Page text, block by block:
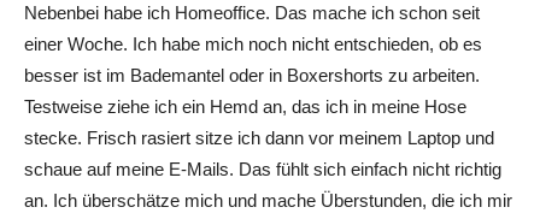
Nebenbei habe ich Homeoffice. Das mache ich schon seit
einer Woche. Ich habe mich noch nicht entschieden, ob es
besser ist im Bademantel oder in Boxershorts zu arbeiten.
Testweise ziehe ich ein Hemd an, das ich in meine Hose
stecke. Frisch rasiert sitze ich dann vor meinem Laptop und
schaue auf meine E-Mails. Das fühlt sich einfach nicht richtig
an. Ich überschätze mich und mache Überstunden, die ich mir